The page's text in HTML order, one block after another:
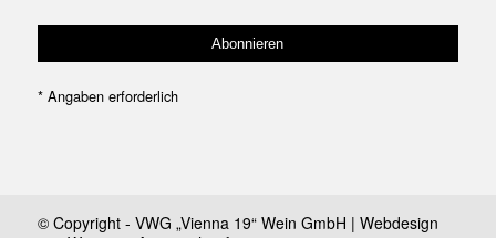
*Angaben erforderlich
© Copyright - VWG „Vienna 19“ Wein GmbH | Webdesign